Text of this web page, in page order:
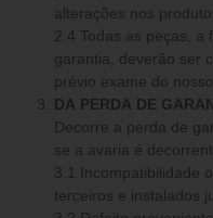
alterações nos
2.4 Todas as peças, a
garantia, deverão ser
prévio exame do
DA PERDA DE
Decorre a perda de
se a avaria é
3.1 Incompatibilidade
terceiros e instalados